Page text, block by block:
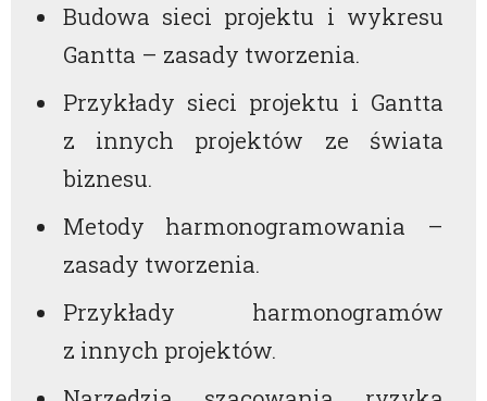
Budowa sieci projektu i wykresu
Gantta – zasady tworzenia.
Przykłady sieci projektu i Gantta
z innych projektów ze świata
biznesu.
Metody harmonogramowania –
zasady tworzenia.
Przykłady harmonogramów
z innych projektów.